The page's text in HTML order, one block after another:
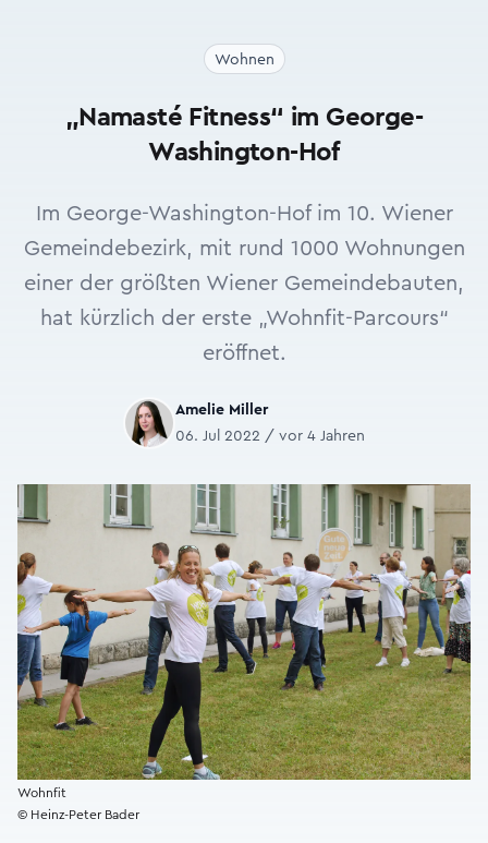
Wohnen
„Namasté Fitness“ im George-
Washington-Hof
Im George-Washington-Hof im 10. Wiener
Gemeindebezirk, mit rund 1000 Wohnungen
einer der größten Wiener Gemeindebauten,
hat kürzlich der erste „Wohnfit-Parcours“
eröffnet.
Amelie Miller
06. Jul 2022 / vor 4 Jahren
Wohnfit
© Heinz-Peter Bader